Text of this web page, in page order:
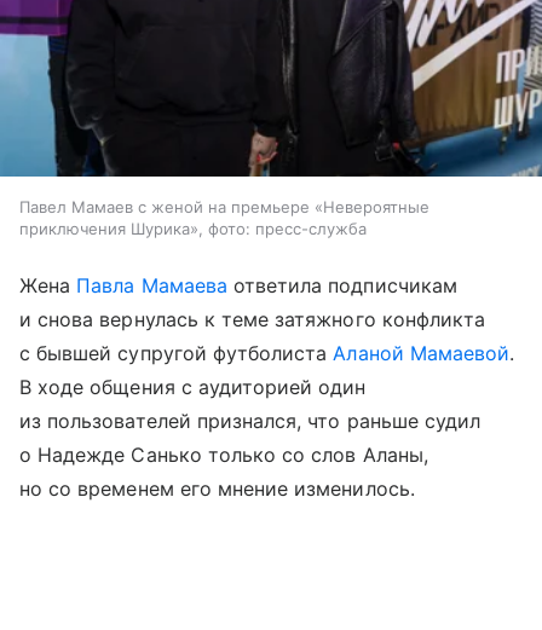
Павел Мамаев с женой на премьере «Невероятные
приключения Шурика», фото: пресс-служба
Жена Павла Мамаева ответила подписчикам
и снова вернулась к теме затяжного конфликта
с бывшей супругой футболиста Аланой Мамаевой.
В ходе общения с аудиторией один
из пользователей признался, что раньше судил
о Надежде Санько только со слов Аланы,
но со временем его мнение изменилось.